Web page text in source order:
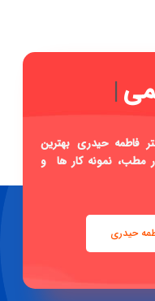
|
فاطمه حیدری بهترین
مطب، نمونه کار ها و
حیدری